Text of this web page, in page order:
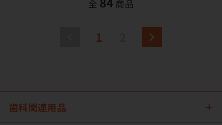
全 商品
1
歯科関連用品